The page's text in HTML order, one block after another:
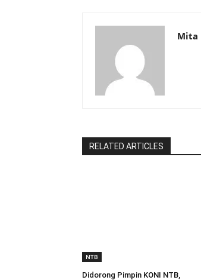
Mita
RELATED ARTICLES
NTB
Didorong Pimpin KONI NTB,